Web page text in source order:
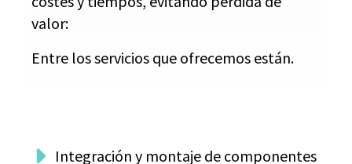
valor:
Entre los servicios que ofrecemos están.
Integración y montaje de componentes